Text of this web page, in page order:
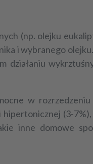
(np. olejku
i wybranego
działaniu
w
(3-
inne domowe